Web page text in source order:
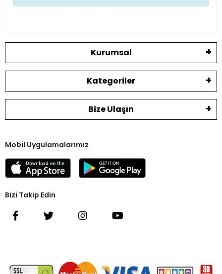
Kurumsal
Kategoriler
Bize Ulaşın
Mobil Uygulamalarımız
Bizi Takip Edin